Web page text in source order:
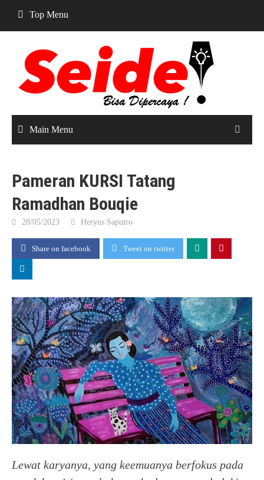
content
Top Menu
Main Menu
Pameran KURSI Tatang
Ramadhan Bouqie
28/05/2023 Heryus Saputro
Share on facebook Tweet on twitter
Lewat karyanya, yang keemuanya berfokus pada